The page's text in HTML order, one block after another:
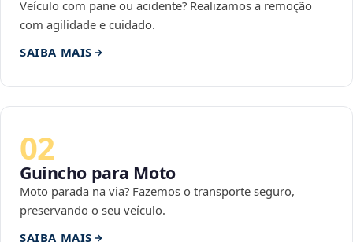
Veículo com pane ou acidente? Realizamos a remoção
com agilidade e cuidado.
SAIBA MAIS
02
Guincho para Moto
Moto parada na via? Fazemos o transporte seguro,
preservando o seu veículo.
SAIBA MAIS